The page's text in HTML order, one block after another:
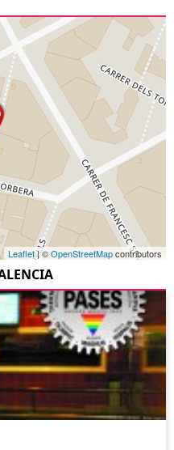
Leaflet| ©OpenStreetMapcontributors